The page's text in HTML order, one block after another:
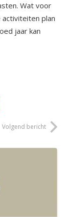
Wat voor
plan
jaar kan
Volgend bericht